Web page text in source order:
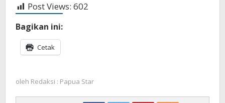
Post Views: 602
Bagikan ini:
Cetak
oleh Redaksi : Papua Star